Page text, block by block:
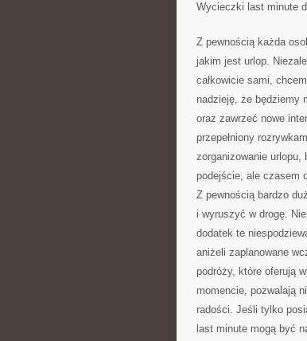
Wycieczki last minute
Z pewnością każda
jakim jest urlop.
całkowicie sami,
nadzieję, że będziemy
oraz zawrzeć nowe
przepełniony
zorganizowanie urlopu,
podejście, ale czasem
Z pewnością bardzo
i wyruszyć w drogę.
dodatek te
aniżeli zaplanowane
podróży, które oferują
momencie, pozwalają
radości. Jeśli tylko
last minute mogą być